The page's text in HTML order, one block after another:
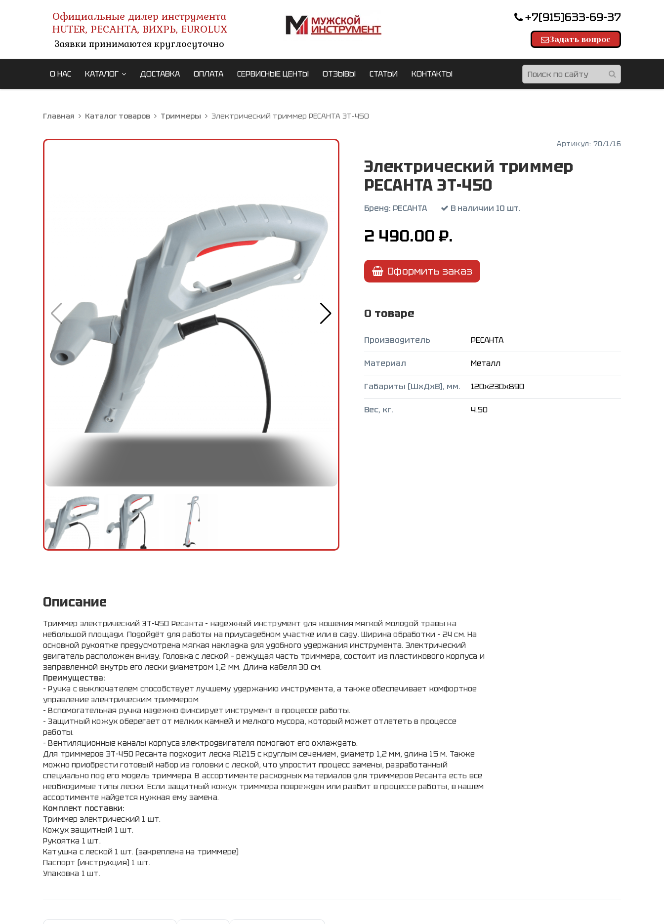
Официальные дилер инструмента
HUTER, РЕСАНТА, ВИХРЬ, EUROLUX
Заявки принимаются круглосуточно
+7(915)633-69-37
Задать вопрос
О НАС КАТАЛОГ ДОСТАВКА ОПЛАТА СЕРВИСНЫЕ ЦЕНТЫ ОТЗЫВЫ СТАТЬИ КОНТАКТЫ
Главная Каталог товаров Триммеры Электрический триммер РЕСАНТА ЭТ-450
Артикул: 70/1/16
Электрический триммер
РЕСАНТА ЭТ-450
Бренд: РЕСАНТА В наличии 10 шт.
2 490.00 ₽.
Оформить заказ
О товаре
Производитель РЕСАНТА
Материал Металл
Габариты (ШxДxВ), мм. 120x230x890
Вес, кг. 4.50
Описание
Триммер электрический ЭТ-450 Ресанта - надежный инструмент для кошения мягкой молодой травы на
небольшой площади. Подойдёт для работы на приусадебном участке или в саду. Ширина обработки - 24 см. На
основной рукоятке предусмотрена мягкая накладка для удобного удержания инструмента. Электрический
двигатель расположен внизу. Головка с леской – режущая часть триммера, состоит из пластикового корпуса и
заправленной внутрь его лески диаметром 1,2 мм. Длина кабеля 30 см.
Преимущества:
- Ручка с выключателем способствует лучшему удержанию инструмента, а также обеспечивает комфортное
управление электрическим триммером
- Вспомогательная ручка надежно фиксирует инструмент в процессе работы.
- Защитный кожух оберегает от мелких камней и мелкого мусора, который может отлететь в процессе
работы.
- Вентиляционные каналы корпуса электродвигателя помогают его охлаждать.
Для триммеров ЭТ-450 Ресанта подходит леска R1215 с круглым сечением, диаметр 1,2 мм, длина 15 м. Также
можно приобрести готовый набор из головки с леской, что упростит процесс замены, разработанный
специально под его модель триммера. В ассортименте расходных материалов для триммеров Ресанта есть все
необходимые типы лески. Если защитный кожух триммера поврежден или разбит в процессе работы, в нашем
ассортименте найдется нужная ему замена.
Комплект поставки:
Триммер электрический 1 шт.
Кожух защитный 1 шт.
Рукоятка 1 шт.
Катушка с леской 1 шт. (закреплена на триммере)
Паспорт (инструкция) 1 шт.
Упаковка 1 шт.